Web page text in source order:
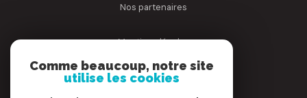
nos partenaires
mentions légales
admin
Comme beaucoup, notre site
utilise les cookies